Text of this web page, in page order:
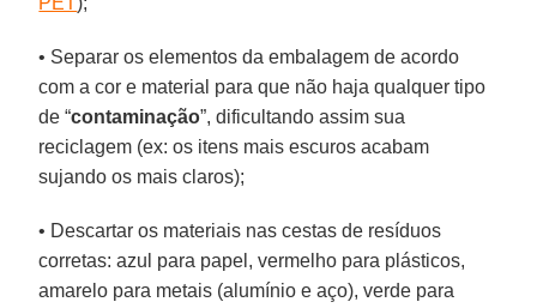
• Separar os elementos da embalagem de acordo
com a cor e material para que não haja qualquer tipo
de “contaminação”, dificultando assim sua
reciclagem (ex: os itens mais escuros acabam
sujando os mais claros);
• Descartar os materiais nas cestas de resíduos
corretas: azul para papel, vermelho para plásticos,
amarelo para metais (alumínio e aço), verde para